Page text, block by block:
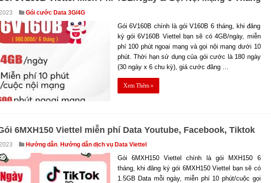
Gói cước Data 3G/4G
Gói 6V160B chính là gói V160B 6 tháng, khi đăng
ký gói 6V160B Viettel bạn sẽ có 4GB/ngày, miễn
phí 100 phút ngoại mạng và gọi nội mạng dưới 10
phút. Thời hạn sử dụng của gói cước là 180 ngày
(30 ngày x 6 chu kỳ), giá cước đăng …
Xem Thêm »
6MXH150 Viettel miễn phí Data Youtube, Facebook, Tiktok
Hướng dẫn, Hướng dẫn dịch vụ Data Viettel
Gói 6MXH150 Viettel chính là gói MXH150 6
tháng, khi đăng ký gói 6MXH150 Viettel bạn sẽ có
1.5GB Data mỗi ngày, miễn phí 10 phút/cuộc gọi